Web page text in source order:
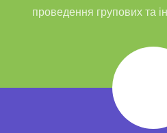
проведення групових та